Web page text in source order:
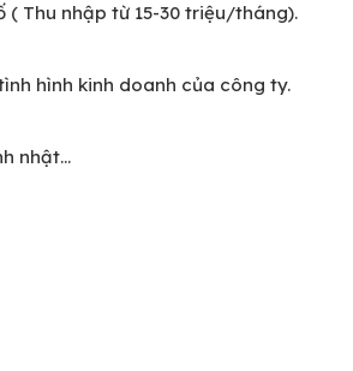
Thu nhập từ 15-30 triệu/tháng).
hình kinh doanh của công ty.
nhật...